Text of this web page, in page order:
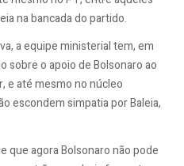
na bancada do partido.
a equipe ministerial tem, em
sobre o apoio de Bolsonaro ao
e até mesmo no núcleo
escondem simpatia por Baleia,
que agora Bolsonaro não pode